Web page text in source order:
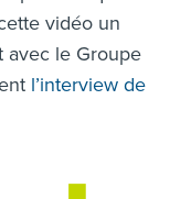
vidéo un
avec le Groupe
l’interview de